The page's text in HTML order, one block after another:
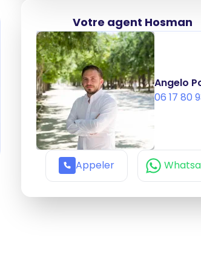
Votre agent Hosman
Angelo
06 17 80
Appeler